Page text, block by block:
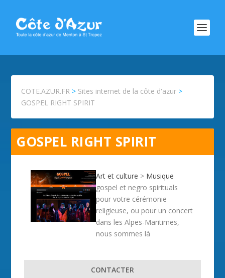
COTE.AZUR.FR > Sites internet de la côte d'azur >
GOSPEL RIGHT SPIRIT
GOSPEL RIGHT SPIRIT
Art et culture > Musique
gospel et negro spirituals
pour votre cérémonie
religieuse, ou pour un concert
dans les Alpes-Maritimes,
nous sommes là
CONTACTER